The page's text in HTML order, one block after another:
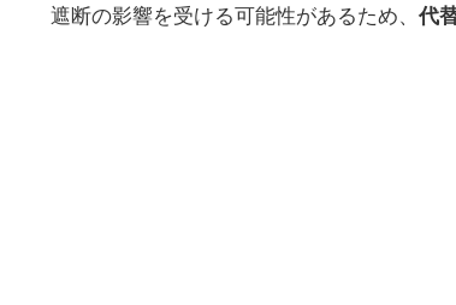
遮断の影響を受ける可能性があるため、 代